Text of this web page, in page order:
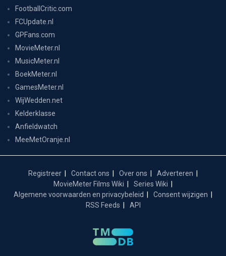
FootballCritic.com
FCUpdate.nl
GPFans.com
MovieMeter.nl
MusicMeter.nl
BoekMeter.nl
GamesMeter.nl
WijWedden.net
Kelderklasse
Anfieldwatch
MeeMetOranje.nl
Registreer Contact ons Over ons
Adverteren
MovieMeter Films Wiki
Series Wiki
Algemene voorwaarden en privacybeleid
Consent wijzigen
RSS Feeds
API